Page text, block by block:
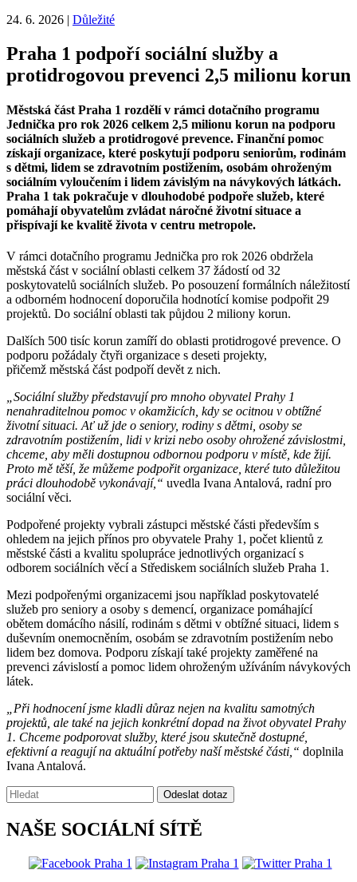
24. 6. 2026 | Důležité
Praha 1 podpoří sociální služby a
protidrogovou prevenci 2,5 milionu korun
Městská část Praha 1 rozdělí v rámci dotačního programu
Jednička pro rok 2026 celkem 2,5 milionu korun na podporu
sociálních služeb a protidrogové prevence. Finanční pomoc
získají organizace, které poskytují podporu seniorům, rodinám
s dětmi, lidem se zdravotním postižením, osobám ohroženým
sociálním vyloučením i lidem závislým na návykových látkách.
Praha 1 tak pokračuje v dlouhodobé podpoře služeb, které
pomáhají obyvatelům zvládat náročné životní situace a
přispívají ke kvalitě života v centru metropole.
V rámci dotačního programu Jednička pro rok 2026 obdržela
městská část v sociální oblasti celkem 37 žádostí od 32
poskytovatelů sociálních služeb. Po posouzení formálních náležitostí
a odborném hodnocení doporučila hodnotící komise podpořit 29
projektů. Do sociální oblasti tak půjdou 2 miliony korun.
Dalších 500 tisíc korun zamíří do oblasti protidrogové prevence. O
podporu požádaly čtyři organizace s deseti projekty,
přičemž městská část podpoří devět z nich.
„Sociální služby představují pro mnoho obyvatel Prahy 1
nenahraditelnou pomoc v okamžicích, kdy se ocitnou v obtížné
životní situaci. Ať už jde o seniory, rodiny s dětmi, osoby se
zdravotním postižením, lidi v krizi nebo osoby ohrožené závislostmi,
chceme, aby měli dostupnou odbornou podporu v místě, kde žijí.
Proto mě těší, že můžeme podpořit organizace, které tuto důležitou
práci dlouhodobě vykonávají,“ uvedla Ivana Antalová, radní pro
sociální věci.
Podpořené projekty vybrali zástupci městské části především s
ohledem na jejich přínos pro obyvatele Prahy 1, počet klientů z
městské části a kvalitu spolupráce jednotlivých organizací s
odborem sociálních věcí a Střediskem sociálních služeb Praha 1.
Mezi podpořenými organizacemi jsou například poskytovatelé
služeb pro seniory a osoby s demencí, organizace pomáhající
obětem domácího násilí, rodinám s dětmi v obtížné situaci, lidem s
duševním onemocněním, osobám se zdravotním postižením nebo
lidem bez domova. Podporu získají také projekty zaměřené na
prevenci závislostí a pomoc lidem ohroženým užíváním návykových
látek.
„Při hodnocení jsme kladli důraz nejen na kvalitu samotných
projektů, ale také na jejich konkrétní dopad na život obyvatel Prahy
1. Chceme podporovat služby, které jsou skutečně dostupné,
efektivní a reagují na aktuální potřeby naší městské části,“ doplnila
Ivana Antalová.
Vyhledávání:
Odeslat dotaz
NAŠE SOCIÁLNÍ SÍTĚ